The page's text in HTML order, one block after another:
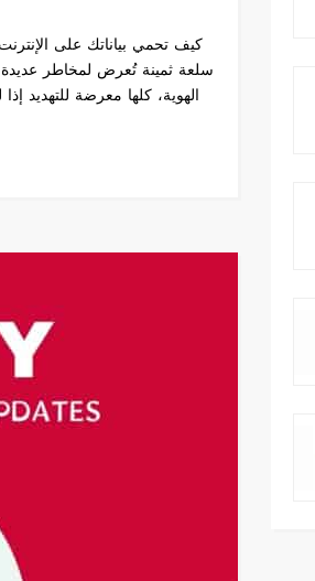
كيف تحمي بياناتك على
سلعة ثمينة تُعرض لمخاطر عديدة
الهوية، كلها معرضة للتهديد